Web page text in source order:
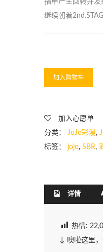
继续朝着
加入购物车
加入心愿单
分类： JoJo彩漫,
标签： jojo, SBR,
详情
热情:
↓ 噢啦这里